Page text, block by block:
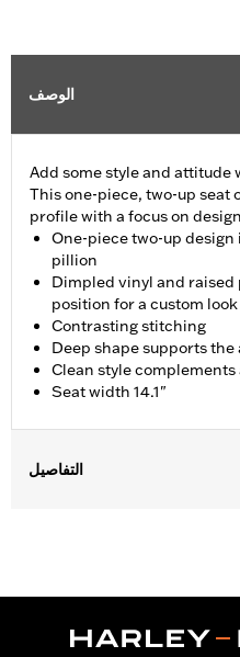
الوصف
Add some style and
This one-piece, two-up seat
profile with a focus on
One-piece two-up
pillion
Dimpled vinyl and
position for a custom look
Contrasting stitching
Deep shape supports
Clean style
Seat width 14.1"
التفاصيل
Material:Vinyl